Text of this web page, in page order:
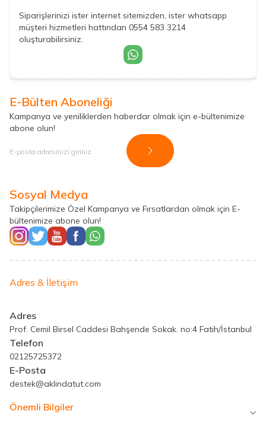
Siparişlerinizi ister internet sitemizden, ister whatsapp
müşteri hizmetleri hattından 0554 583 3214
oluşturabilirsiniz.
E-Bülten Aboneliği
Kampanya ve yeniliklerden haberdar olmak için e-bültenimize
abone olun!
Kayıt Ol
Sosyal Medya
Takipçilerimize Özel Kampanya ve Fırsatlardan olmak için E-
bültenimize abone olun!
Adres & İletişim
Adres
Prof. Cemil Birsel Caddesi Bahşende Sokak. no:4 Fatih/İstanbul
Telefon
02125725372
E-Posta
destek@aklindatut.com
Önemli Bilgiler